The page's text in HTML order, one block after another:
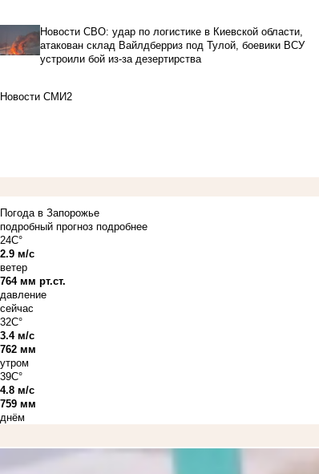
Новости СВО: удар по логистике в Киевской области,
атакован склад Вайлдберриз под Тулой, боевики ВСУ
устроили бой из-за дезертирства
Новости СМИ2
Погода в Запорожье
подробный прогноз подробнее
24C°
2.9 м/с
ветер
764 мм рт.ст.
давление
сейчас
32C°
3.4 м/с
762 мм
утром
39C°
4.8 м/с
759 мм
днём